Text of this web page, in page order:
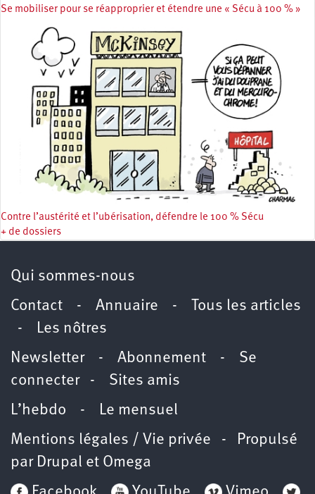
Se mobiliser pour se réapproprier et étendre une « Sécu à 100 % »
Contre l’austérité et l’ubérisation, défendre le 100 % Sécu
+ de dossiers
Qui sommes-nous
Contact - Annuaire -
Tous les articles
- Les nôtres
Newsletter- Abonnement - Se
connecter- Sites amis
L’hebdo - Le mensuel
Mentions légales / Vie privée - Propulsé
par Drupal et Omega